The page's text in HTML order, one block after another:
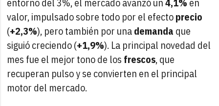
valor, impulsado sobre todo por el efectoprecio
(+2,3%), pero también por unademanda que
siguió creciendo (+1,9%). La principal novedad del
mes fue el mejor tono de los frescos, que
recuperan pulso y se convierten en el principal
motor del mercado.